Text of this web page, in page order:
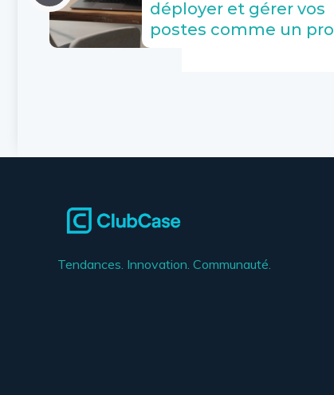
déployer et gérer vos
postes comme un pro
Tendances. Innovation. Communauté.